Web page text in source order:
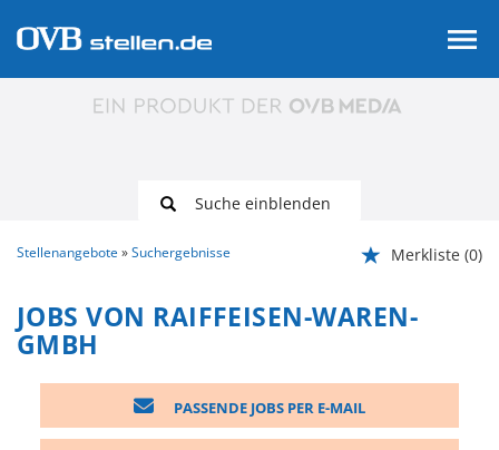
Suche einblenden
Stellenangebote Suchergebnisse Merkliste (0)
JOBS VON RAIFFEISEN-WAREN-
GMBH
PASSENDE JOBS PER E-MAIL